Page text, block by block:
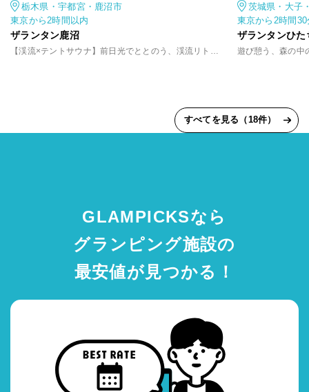
栃木県・宇都宮・鹿沼市
東京から2時間以内
ザランタン鹿沼
【渓流×テントサウナ】前日光でととのう、渓流リトリート
茨城県・大子
東京から2時間
ザランタンひ
すべてを見る（18件）
GLAMPICKSなら
グランピング施設の
最安値が見つかる！